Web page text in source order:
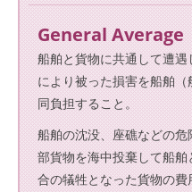
General Average
船舶と貨物に共通して遭
により被った損害を船舶
同負担すること。
船舶の沈没、座礁などの
部貨物を海中投棄して船
合の犠牲となった貨物の